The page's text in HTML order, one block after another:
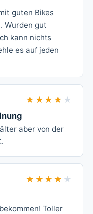
guten Bikes
Wurden gut
kann nichts
es auf jeden
★★★★★
★★★★★
aber von der
★★★★★
★★★★★
Toller